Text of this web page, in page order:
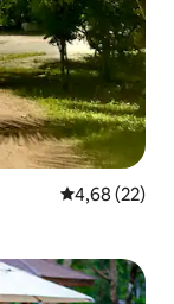
Gemiddelde
4,68 (22)